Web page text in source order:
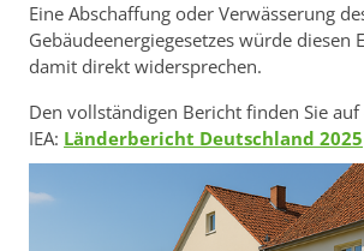
Eine Abschaffung oder Verwässerung
Gebäudeenergiegesetzes würde diesen
damit direkt widersprechen.
Den vollständigen Bericht finden Sie
IEA: Länderbericht Deutschland 2025